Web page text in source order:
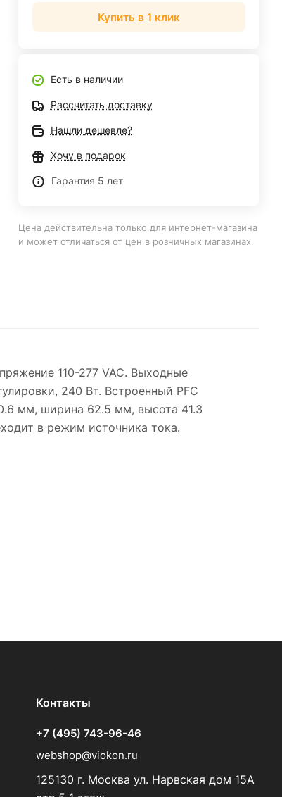
Купить в 1 клик
Есть в наличии
Рассчитать доставку
Нашли дешевле?
Хочу в подарок
Гарантия 5 лет
Цена действительна только для интернет-магазина
и может отличаться от цен в розничных магазинах
110-277 VAC. Выходные
240 Вт. Встроенный PFC
мм, ширина 62.5 мм, высота 41.3
в режим источника тока.
Контакты
+7 (495) 743-96-46
webshop@viokon.ru
125130 г. Москва ул. Нарвская дом 15А